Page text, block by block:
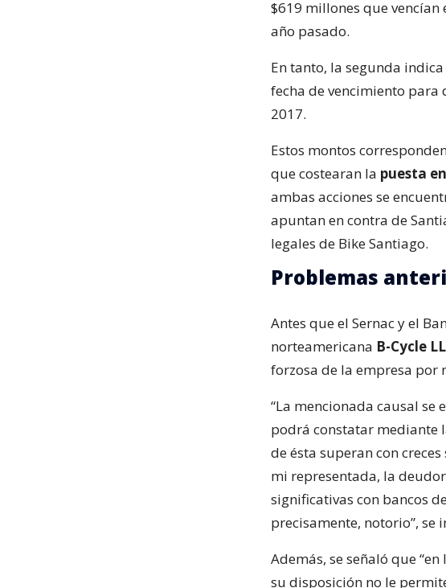
$619 millones que
año pasado.
En tanto, la segunda
fecha de vencimiento para
2017.
Estos montos
que costearan la puesta
ambas acciones se
apuntan en contra de
legales de Bike Santiago.
Problemas
Antes que el Sernac y el
norteamericana B-Cycle
forzosa de la empresa por
“La mencionada causal
podrá constatar mediante
de ésta superan con
mi representada, la
significativas con bancos
precisamente, notorio”, se
Además, se señaló que
su disposición no le